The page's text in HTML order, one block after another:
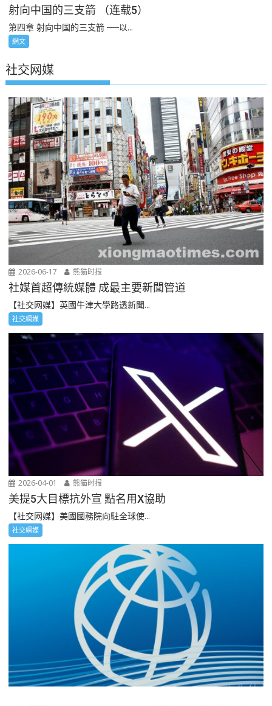
射向中国的三支箭 （连载5）
第四章 射向中国的三支箭 ──以...
網文
社交网媒
2026-06-17 熊猫时报
社媒首超傳統媒體 成最主要新聞管道
【社交网媒】英國牛津大學路透新聞...
社交網媒
2026-04-01 熊猫时报
美提5大目標抗外宣 點名用X協助
【社交网媒】美國國務院向駐全球使...
社交網媒